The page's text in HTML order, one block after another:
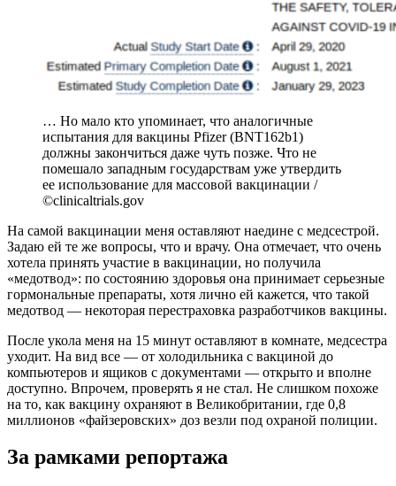
… Но мало кто упоминает, что аналогичные
испытания для вакцины Pfizer (BNT162b1)
должны закончиться даже чуть позже. Что не
помешало западным государствам уже утвердить
ее использование для массовой вакцинации /
©clinicaltrials.gov
На самой вакцинации меня оставляют наедине с медсестрой.
Задаю ей те же вопросы, что и врачу. Она отмечает, что очень
хотела принять участие в вакцинации, но получила
«медотвод»: по состоянию здоровья она принимает серьезные
гормональные препараты, хотя лично ей кажется, что такой
медотвод — некоторая перестраховка разработчиков вакцины.
После укола меня на 15 минут оставляют в комнате, медсестра
уходит. На вид все — от холодильника с вакциной до
компьютеров и ящиков с документами — открыто и вполне
доступно. Впрочем, проверять я не стал. Не слишком похоже
на то, как вакцину охраняют в Великобритании, где 0,8
миллионов «файзеровских» доз везли под охраной полиции.
За рамками репортажа